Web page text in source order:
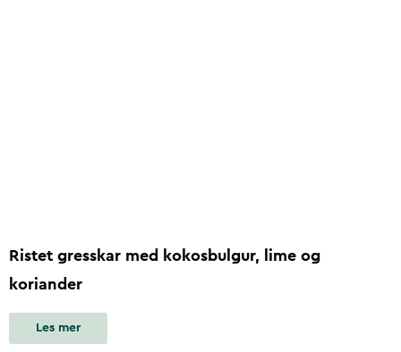
Ristet gresskar med kokosbulgur, lime og
koriander
Les mer